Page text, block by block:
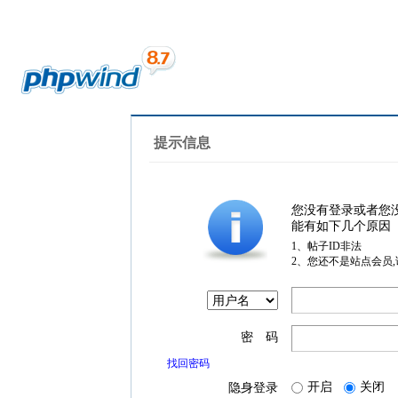
提示信息
您没有登录或者您
能有如下几个原因
1、帖子ID非法
2、您还不是站点会员
密 码
找回密码
隐身登录 开启 关闭